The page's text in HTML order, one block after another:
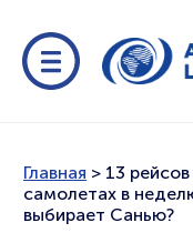
Главная > 13
самолетах в
выбирает Санью?